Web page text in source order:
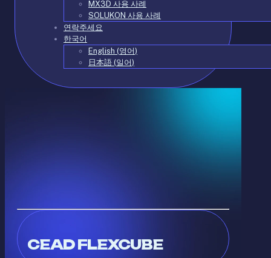
MX3D 사용 사례
SOLUKON 사용 사례
연락주세요
한국어
English (영어)
日本語 (일어)
CEAD FLEXCUBE